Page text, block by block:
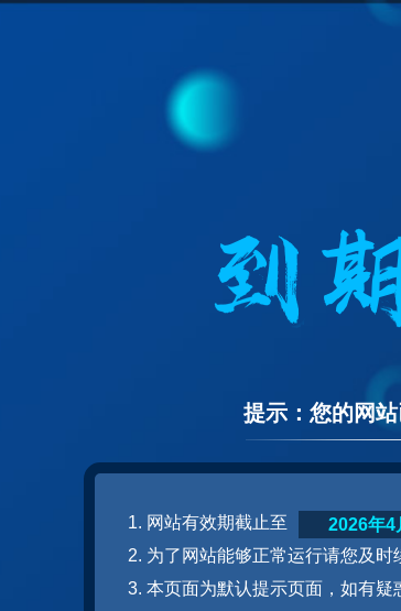
提示：您的网
1. 网站有效期截止至
2. 为了网站能够正常运行请您及
3. 本页面为默认提示页面，如有疑
2026年4